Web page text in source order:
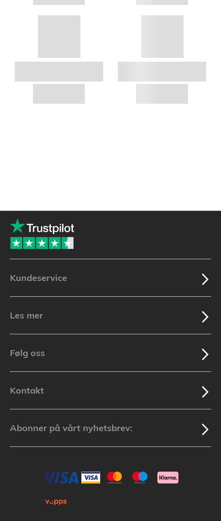
Kundeservice
Les mer
Følg oss
Kontakt
Abonner på vårt nyhetsbrev: